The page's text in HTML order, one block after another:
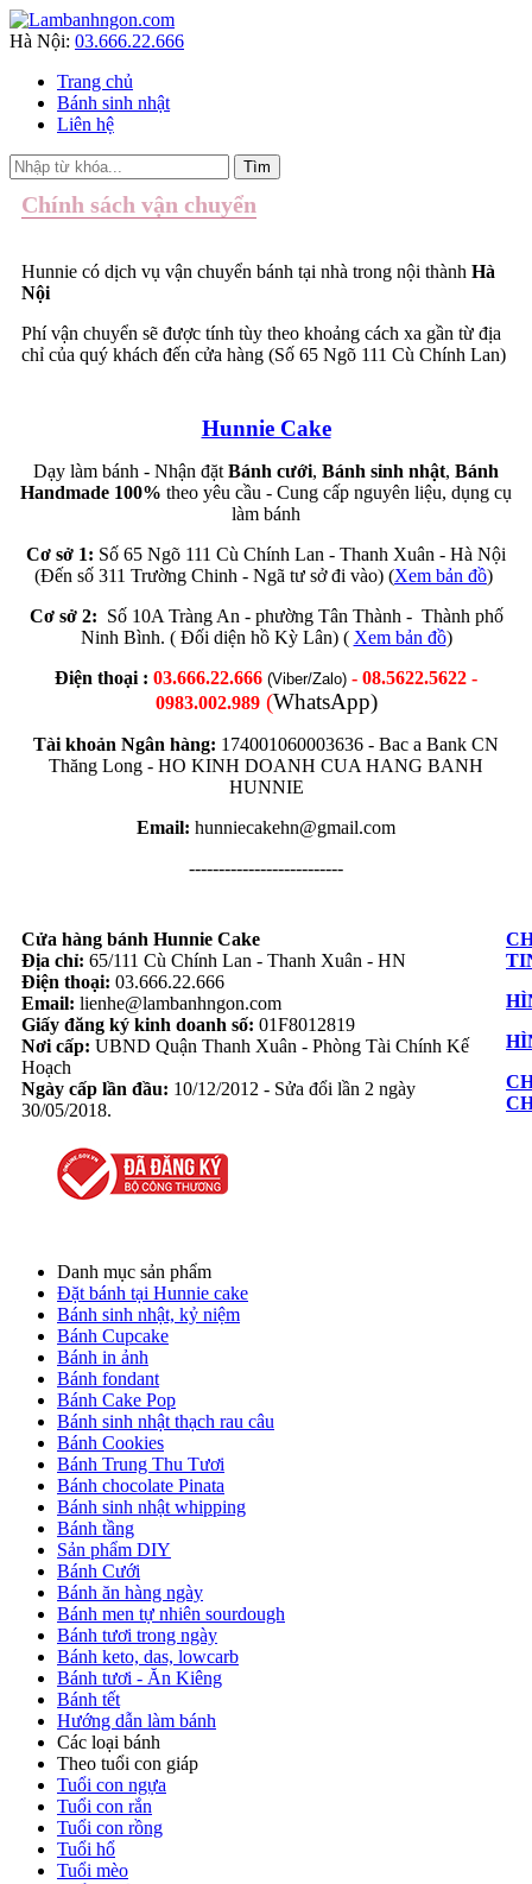
Hà Nội: 03.666.22.666
Trang chủ
Bánh sinh nhật
Liên hệ
Chính sách vận chuyển
Hunnie có dịch vụ vận chuyển bánh tại nhà trong nội thành Hà
Nội
Phí vận chuyển sẽ được tính tùy theo khoảng cách xa gần từ địa
chỉ của quý khách đến cửa hàng (Số 65 Ngõ 111 Cù Chính Lan)
Hunnie Cake
Dạy làm bánh - Nhận đặt Bánh cưới, Bánh sinh nhật, Bánh
Handmade 100% theo yêu cầu - Cung cấp nguyên liệu, dụng cụ
làm bánh
Cơ sở 1: Số 65 Ngõ 111 Cù Chính Lan - Thanh Xuân - Hà Nội
(Đến số 311 Trường Chinh - Ngã tư sở đi vào) (Xem bản đồ)
Cơ sở 2: Số 10A Tràng An - phường Tân Thành - Thành phố
Ninh Bình. ( Đối diện hồ Kỳ Lân) ( Xem bản đồ)
Điện thoại : 03.666.22.666 (Viber/Zalo) - 08.5622.5622 -
0983.002.989 (WhatsApp)
Tài khoản Ngân hàng: 174001060003636 - Bac a Bank CN
Thăng Long - HO KINH DOANH CUA HANG BANH
HUNNIE
Email: hunniecakehn@gmail.com
--------------------------
Cửa hàng bánh Hunnie Cake
Địa chỉ: 65/111 Cù Chính Lan - Thanh Xuân - HN
Điện thoại: 03.666.22.666
Email: lienhe@lambanhngon.com
Giấy đăng ký kinh doanh số: 01F8012819
Nơi cấp: UBND Quận Thanh Xuân - Phòng Tài Chính Kế
Hoạch
Ngày cấp lần đầu: 10/12/2012 - Sửa đổi lần 2 ngày
30/05/2018.
Danh mục sản phẩm
Đặt bánh tại Hunnie cake
Bánh sinh nhật, kỷ niệm
Bánh Cupcake
Bánh in ảnh
Bánh fondant
Bánh Cake Pop
Bánh sinh nhật thạch rau câu
Bánh Cookies
Bánh Trung Thu Tươi
Bánh chocolate Pinata
Bánh sinh nhật whipping
Bánh tầng
Sản phẩm DIY
Bánh Cưới
Bánh ăn hàng ngày
Bánh men tự nhiên sourdough
Bánh tươi trong ngày
Bánh keto, das, lowcarb
Bánh tươi - Ăn Kiêng
Bánh tết
Hướng dẫn làm bánh
Các loại bánh
Theo tuổi con giáp
Tuổi con ngựa
Tuổi con rắn
Tuổi con rồng
Tuổi hổ
Tuổi mèo